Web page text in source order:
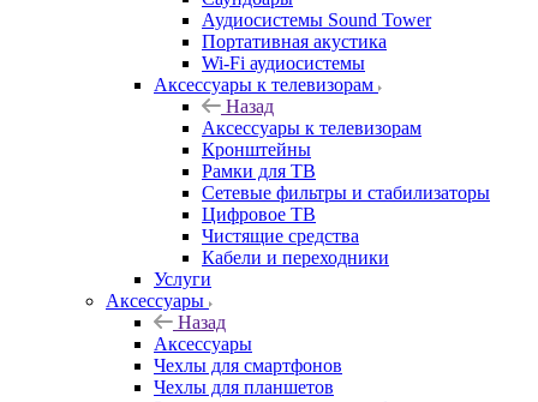
Аудиосистемы Sound Tower
Портативная акустика
Wi-Fi аудиосистемы
Аксессуары к телевизорам
Назад
Аксессуары к телевизорам
Кронштейны
Рамки для ТВ
Сетевые фильтры и стабилизаторы
Цифровое ТВ
Чистящие средства
Кабели и переходники
Услуги
Аксессуары
Назад
Аксессуары
Чехлы для смартфонов
Чехлы для планшетов